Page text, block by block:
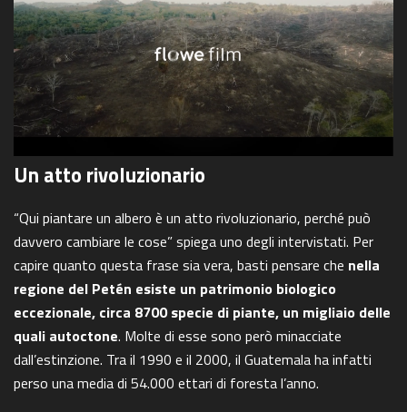
Un atto rivoluzionario
“Qui piantare un albero è un atto rivoluzionario, perché può
davvero cambiare le cose” spiega uno degli intervistati. Per
capire quanto questa frase sia vera, basti pensare che nella
regione del Petén esiste un patrimonio biologico
eccezionale, circa 8700 specie di piante, un migliaio delle
quali autoctone. Molte di esse sono però minacciate
dall’estinzione. Tra il 1990 e il 2000, il Guatemala ha infatti
perso una media di 54.000 ettari di foresta l’anno.